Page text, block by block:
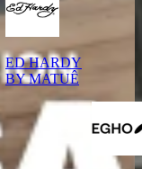
ED HARDY
BY MATUÊ